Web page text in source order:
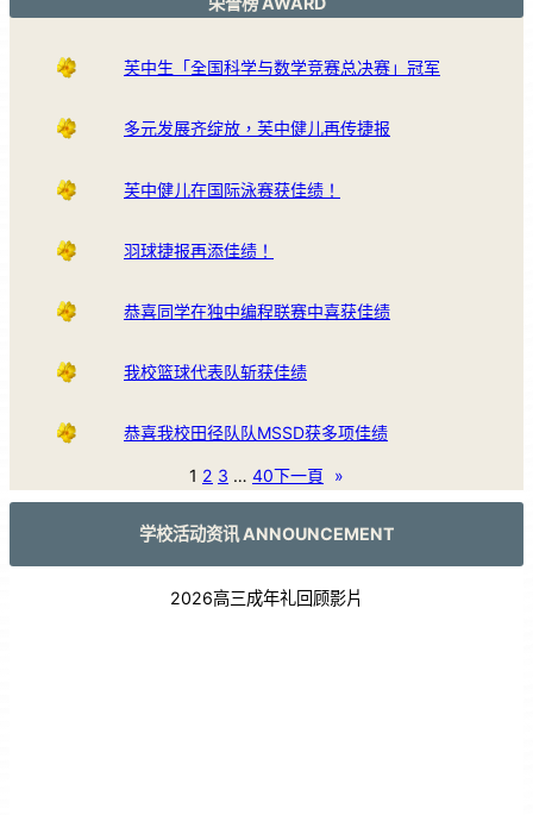
芙中生「全国科学与数学竞赛总决赛」冠军
多元发展齐绽放，芙中健儿再传捷报
芙中健儿在国际泳赛获佳绩！
羽球捷报再添佳绩！
恭喜同学在独中编程联赛中喜获佳绩
我校篮球代表队斩获佳绩
恭喜我校田径队队MSSD获多项佳绩
1 2 3 … 40下一頁 »
学校活动资讯 ANNOUNCEMENT
2026高三成年礼回顾影片